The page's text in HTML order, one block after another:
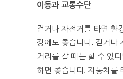
이동과 교통수단
걷거나 자전거를 타면 환
강에도 좋습니다. 걷거나
거리를 갈 때는 할 수 있
하면 좋습니다. 자동차를